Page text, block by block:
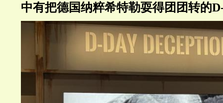
中有把德国纳粹希特勒耍得团团转的